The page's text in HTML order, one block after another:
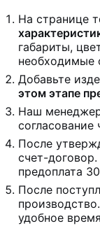
На странице
габариты,
необходимые
Добавьте
этом этапе
Наш
После
счет-
предоплата
После
удобное